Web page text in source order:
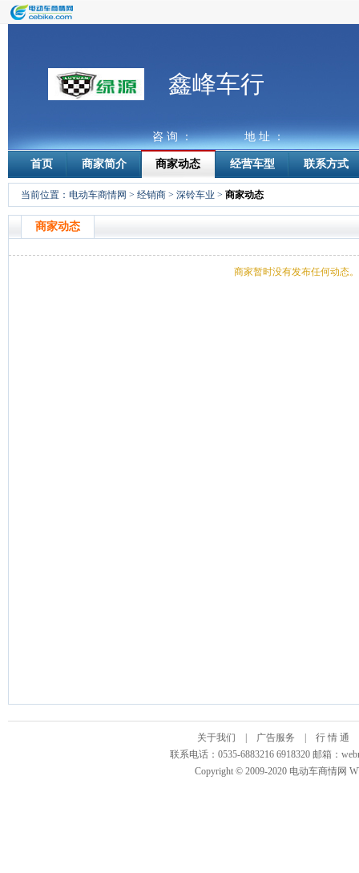
鑫峰车行
咨 询 ： 地 址 ：
首页 商家简介 商家动态 经营车型 联系方式
当前位置： 电动车商情网 > 经销商 > 深铃车业 > 商家动态
商家动态
商家暂时没有发布任何动态。
关于我们 广告服务 行 情 通
联系电话：0535-6883216 6918320 邮箱：
Copyright © 2009-2020 电动车商情网